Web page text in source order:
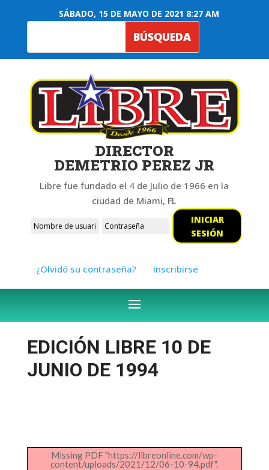
SÁBADO, 15 DE MAYO DE 2021 8:27 AM
DIRECTOR
DEMETRIO PEREZ JR
Libre fue fundado el 4 de Julio de 1966 en la
ciudad de Miami, FL
INICIAR
SESIÓN
¿Olvidó su contraseña? Inscribirse
EDICIÓN LIBRE 10 DE
JUNIO DE 1994
Missing PDF "https://libreonline.com/wp-
content/uploads/2021/12/06-10-94.pdf".